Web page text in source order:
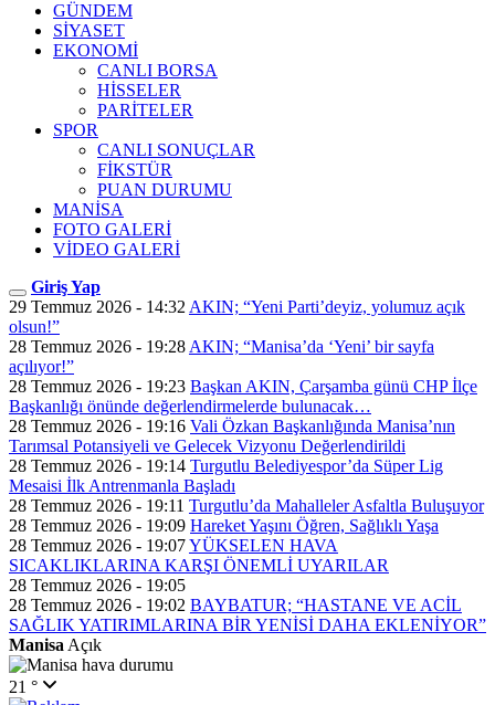
GÜNDEM
SİYASET
EKONOMİ
CANLI BORSA
HİSSELER
PARİTELER
SPOR
CANLI SONUÇLAR
FİKSTÜR
PUAN DURUMU
MANİSA
FOTO GALERİ
VİDEO GALERİ
Giriş Yap
29 Temmuz 2026 - 14:32 AKIN; “Yeni Parti’deyiz, yolumuz açık
olsun!”
28 Temmuz 2026 - 19:28 AKIN; “Manisa’da ‘Yeni’ bir sayfa
açılıyor!”
28 Temmuz 2026 - 19:23 Başkan AKIN, Çarşamba günü CHP İlçe
Başkanlığı önünde değerlendirmelerde bulunacak…
28 Temmuz 2026 - 19:16 Vali Özkan Başkanlığında Manisa’nın
Tarımsal Potansiyeli ve Gelecek Vizyonu Değerlendirildi
28 Temmuz 2026 - 19:14 Turgutlu Belediyespor’da Süper Lig
Mesaisi İlk Antrenmanla Başladı
28 Temmuz 2026 - 19:11 Turgutlu’da Mahalleler Asfaltla Buluşuyor
28 Temmuz 2026 - 19:09 Hareket Yaşını Öğren, Sağlıklı Yaşa
28 Temmuz 2026 - 19:07YÜKSELEN HAVA
SICAKLIKLARINA KARŞI ÖNEMLİ UYARILAR
28 Temmuz 2026 - 19:05
28 Temmuz 2026 - 19:02 BAYBATUR; “HASTANE VE ACİL
SAĞLIK YATIRIMLARINA BİR YENİSİ DAHA EKLENİYOR”
Manisa Açık
21 °